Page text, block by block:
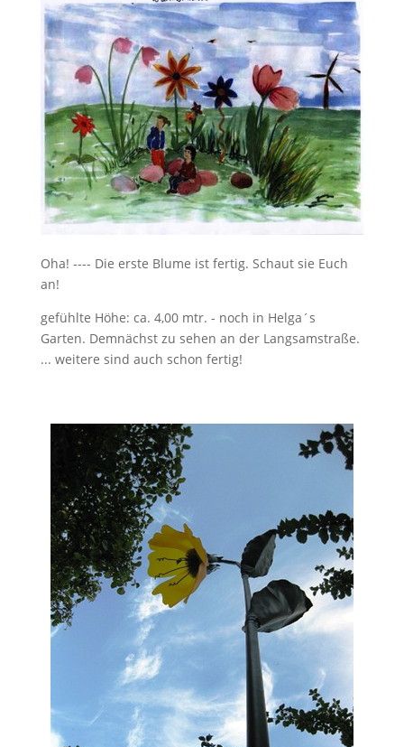
Oha! ---- Die erste Blume ist fertig. Schaut sie Euch
an!
gefühlte Höhe: ca. 4,00 mtr. - noch in Helga´s
Garten. Demnächst zu sehen an der Langsamstraße.
... weitere sind auch schon fertig!